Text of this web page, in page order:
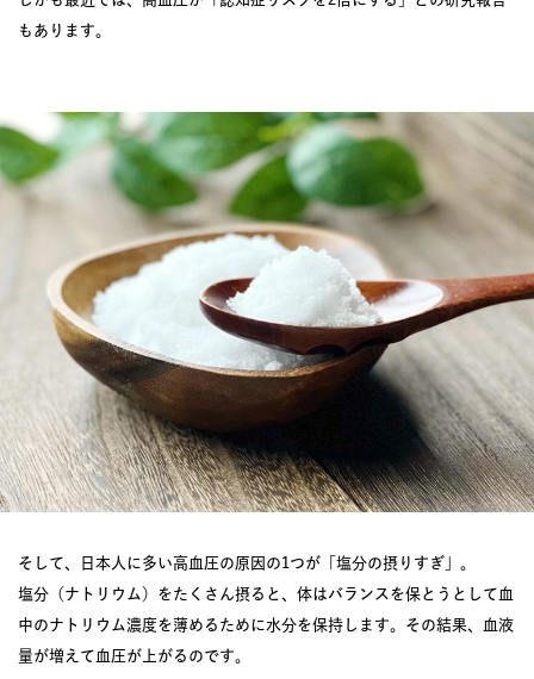
もあります。
そして、日本人に多い高血圧の原因の1つが「塩分の摂りすぎ」。
塩分（ナトリウム）をたくさん摂ると、体はバランスを保とうとして血
中のナトリウム濃度を薄めるために水分を保持します。その結果、血液
量が増えて血圧が上がるのです。